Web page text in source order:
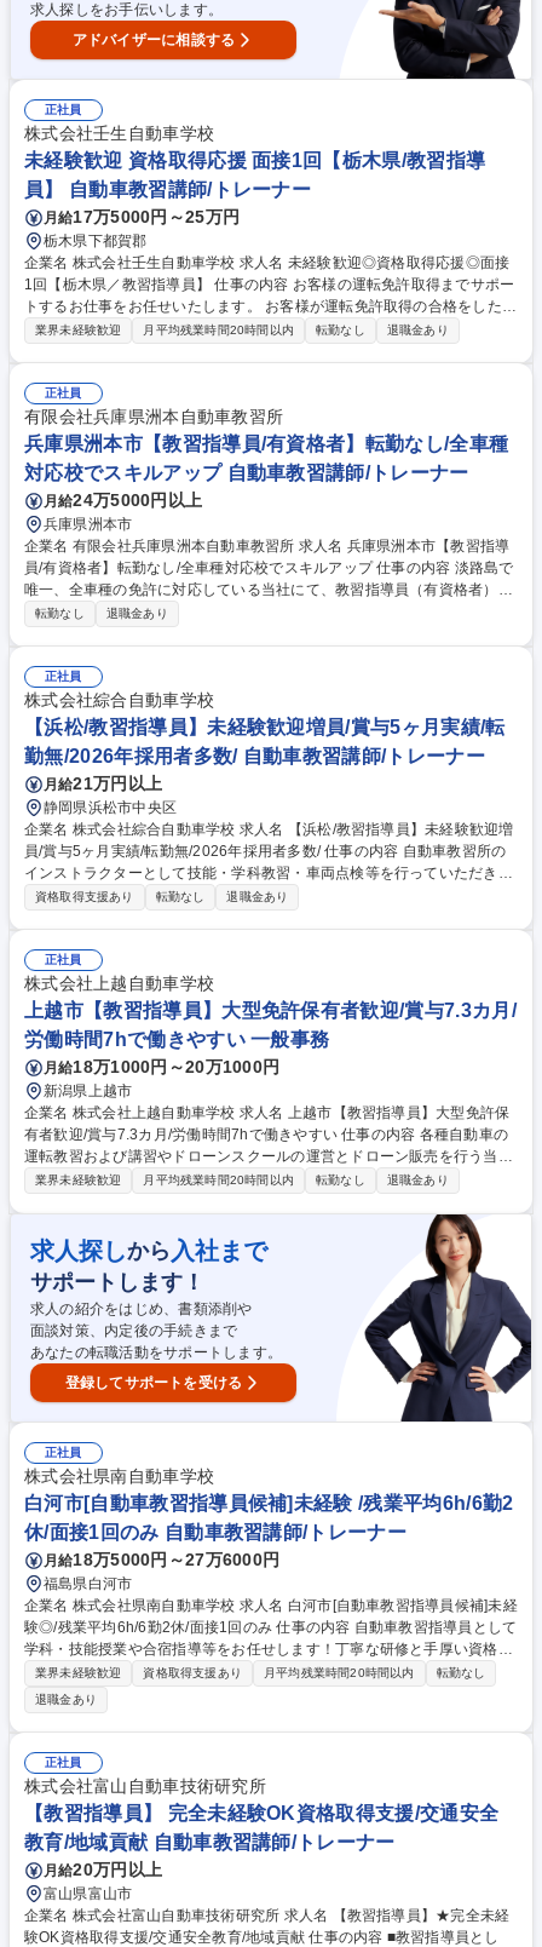
求人探しをお手伝いします。
アドバイザーに相談する
正社員
株式会社壬生自動車学校
未経験歓迎 資格取得応援 面接1回【栃木県/教習指導
員】 自動車教習講師/トレーナー
月給17万5000円～25万円
栃木県下都賀郡
企業名 株式会社壬生自動車学校 求人名 未経験歓迎◎資格取得応援◎面接
1回【栃木県／教習指導員】 仕事の内容 お客様の運転免許取得までサポー
トするお仕事をお任せいたします。 お客様が運転免許取得の合格をしたと
きは大きな達成感がございます。 ・教習指導員資格取得前と取得後で業務
習）、検定業務（終了検定・卒業検定）、講習業務（高齢者子講習・更新
時講習他） 他にもお客様のお悩み相談を受けたりやりがいのあるお仕事で
す！ 募集職種 未経験歓迎◎資格取得応援◎面接1回【栃木県／教習指導
員】
業界未経験歓迎 月平均残業時間20時間以内 転勤なし 退職金あり
正社員
有限会社兵庫県洲本自動車教習所
兵庫県洲本市【教習指導員/有資格者】転勤なし/全車種
対応校でスキルアップ 自動車教習講師/トレーナー
月給24万5000円以上
兵庫県洲本市
企業名 有限会社兵庫県洲本自動車教習所 求人名 兵庫県洲本市【教習指導
員/有資格者】転勤なし/全車種対応校でスキルアップ 仕事の内容 淡路島で
唯一、全車種の免許に対応している当社にて、教習指導員（有資格者）と
して業務をお任せいたします。お持ちの資格を活かし、地域の安全を支え
ちの方は検定業務も担当■教習事務：受付、入所案内、配車管理のサポー
ト■特徴：全車種対応校のため、普通車以外の指導経験も積むことがで
き、指導員としての専門性を高められる環境です。有資格者の方には未経
験の後輩への教育や実務のアドバイスなど、組織の質向上への貢献も期待
しています。【従事すべき業務の変更の範囲】当社の指定する業務 募集職
種 兵庫県洲本市【教習指導員/有資格者】転勤なし/全車種対応校でスキル
アップ
転勤なし 退職金あり
正社員
株式会社綜合自動車学校
【浜松/教習指導員】未経験歓迎増員/賞与5ヶ月実績/転
勤無/2026年採用者多数/ 自動車教習講師/トレーナー
月給21万円以上
静岡県浜松市中央区
企業名 株式会社綜合自動車学校 求人名 【浜松/教習指導員】未経験歓迎増
員/賞与5ヶ月実績/転勤無/2026年採用者多数/ 仕事の内容 自動車教習所の
インストラクターとして技能・学科教習・車両点検等を行っていただきま
す。指導員資格や検定資格等も取得しながら、正社員として長期勤務頂け
受検。 ＜3＞合格したら、2週間程度、教習所内で実務研修を実施。 合格
頂く為のフォローや支援は非常に手厚く行っております。 ※変更の範囲：
当社業務全般 募集職種 【浜松/教習指導員】未経験歓迎増員/賞与5ヶ月実
績/転勤無/2026年採用者多数/
資格取得支援あり 転勤なし 退職金あり
正社員
株式会社上越自動車学校
上越市【教習指導員】大型免許保有者歓迎/賞与7.3カ月/
労働時間7hで働きやすい 一般事務
月給18万1000円～20万1000円
新潟県上越市
企業名 株式会社上越自動車学校 求人名 上越市【教習指導員】大型免許保
有者歓迎/賞与7.3カ月/労働時間7hで働きやすい 仕事の内容 各種自動車の
運転教習および講習やドローンスクールの運営とドローン販売を行う当社
にて、運転教習を受ける生徒へ対し運転や交通ルールを教える指導員業務
て、各種教習及び一般講習業務の講師 ・仮免許試験や免許検定の試験官、
高速教習や高齢者教習の講師（検定員及び特定講習指導員資格保有後、従
事） ・その他、送迎バスの運転等、教習生の送迎業務など 募集職種 上越
市【教習指導員】大型免許保有者歓迎/賞与7.3カ月/労働時間7hで働きやす
い
業界未経験歓迎 月平均残業時間20時間以内 転勤なし 退職金あり
求人探しから 入社まで
サポートします！
求人の紹介をはじめ、書類添削や
面談対策、内定後の手続きまで
あなたの転職活動をサポートします。
登録してサポートを受ける
正社員
株式会社県南自動車学校
白河市[自動車教習指導員候補]未経験 /残業平均6h/6勤2
休/面接1回のみ 自動車教習講師/トレーナー
月給18万5000円～27万6000円
福島県白河市
企業名 株式会社県南自動車学校 求人名 白河市[自動車教習指導員候補]未経
験◎/残業平均6h/6勤2休/面接1回のみ 仕事の内容 自動車教習指導員として
学科・技能授業や合宿指導等をお任せします！丁寧な研修と手厚い資格取
得支援でゼロからプロへ成長できる環境★長期的なキャリア形成を応援し
ます◎バイク・車好きを活かせる◎ 【入社後の手厚いサポート】 まずは
充実の研修で指導方法や専門知識を基礎から学び指導員試験の合格を目指
します！資格取得後は先輩社員とのOJTで着実に実務を習得できるため完
全未経験でも安心です♪ ■運転免許取得希望者に対する学科および技能教
習 ■夏・冬に開催される合宿教習の指導対応、教習生の送迎 ■高齢者講習
等の各種講習 募集職種 白河市[自動車教習指導員候補]未経験◎/残業平均6
h/6勤2休/面接1回のみ
業界未経験歓迎 資格取得支援あり 月平均残業時間20時間以内
転勤なし
退職金あり
正社員
株式会社富山自動車技術研究所
【教習指導員】 完全未経験OK資格取得支援/交通安全
教育/地域貢献 自動車教習講師/トレーナー
月給20万円以上
富山県富山市
企業名 株式会社富山自動車技術研究所 求人名 【教習指導員】★完全未経
験OK資格取得支援/交通安全教育/地域貢献 仕事の内容 ■教習指導員とし